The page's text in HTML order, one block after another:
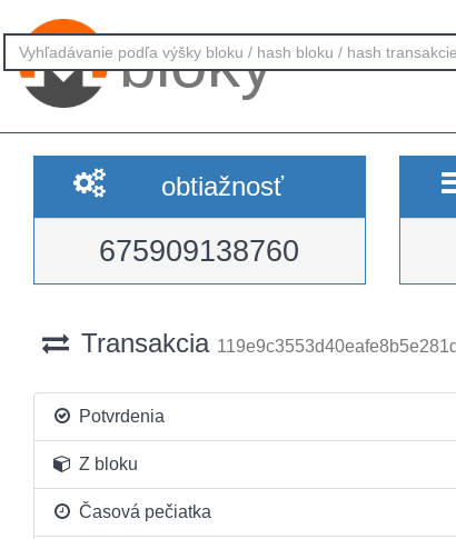
bloky
obtiažnosť
675909138760
Transakcia
Potvrdenia
Z bloku
Časová pečiatka